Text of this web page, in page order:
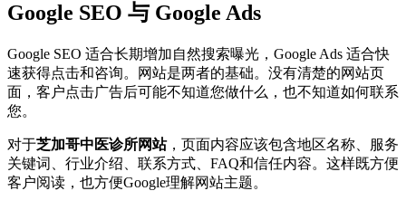
Google SEO 与 Google Ads
Google SEO 适合长期增加自然搜索曝光，Google Ads 适合快
速获得点击和咨询。网站是两者的基础。没有清楚的网站页
面，客户点击广告后可能不知道您做什么，也不知道如何联系
您。
对于芝加哥中医诊所网站，页面内容应该包含地区名称、服务
关键词、行业介绍、联系方式、FAQ和信任内容。这样既方便
客户阅读，也方便Google理解网站主题。